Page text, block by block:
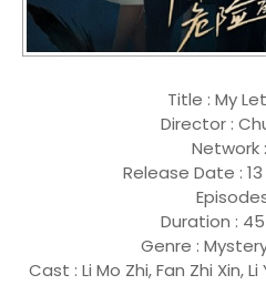
Title : My
Director :
Network
Release Date :
Duration :
Genre :
Cast : Li Mo Zhi, Fan Zhi Xin,